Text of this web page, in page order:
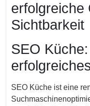
erfolgreiche
Sichtbarkeit
SEO
SEO Küche ist eine